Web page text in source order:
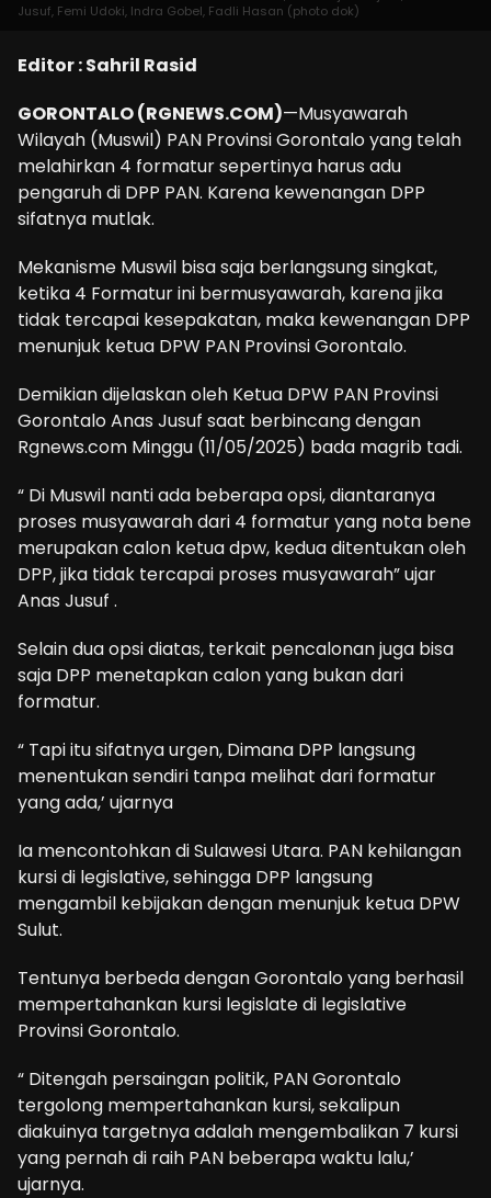
Jusuf, Femi Udoki, Indra Gobel, Fadli Hasan (photo dok)
Editor : Sahril Rasid
GORONTALO (RGNEWS.COM)—Musyawarah
Wilayah (Muswil) PAN Provinsi Gorontalo yang telah
melahirkan 4 formatur sepertinya harus adu
pengaruh di DPP PAN. Karena kewenangan DPP
sifatnya mutlak.
Mekanisme Muswil bisa saja berlangsung singkat,
ketika 4 Formatur ini bermusyawarah, karena jika
tidak tercapai kesepakatan, maka kewenangan DPP
menunjuk ketua DPW PAN Provinsi Gorontalo.
Demikian dijelaskan oleh Ketua DPW PAN Provinsi
Gorontalo Anas Jusuf saat berbincang dengan
Rgnews.com Minggu (11/05/2025) bada magrib tadi.
“ Di Muswil nanti ada beberapa opsi, diantaranya
proses musyawarah dari 4 formatur yang nota bene
merupakan calon ketua dpw, kedua ditentukan oleh
DPP, jika tidak tercapai proses musyawarah” ujar
Anas Jusuf .
Selain dua opsi diatas, terkait pencalonan juga bisa
saja DPP menetapkan calon yang bukan dari
formatur.
“ Tapi itu sifatnya urgen, Dimana DPP langsung
menentukan sendiri tanpa melihat dari formatur
yang ada,’ ujarnya
Ia mencontohkan di Sulawesi Utara. PAN kehilangan
kursi di legislative, sehingga DPP langsung
mengambil kebijakan dengan menunjuk ketua DPW
Sulut.
Tentunya berbeda dengan Gorontalo yang berhasil
mempertahankan kursi legislate di legislative
Provinsi Gorontalo.
“ Ditengah persaingan politik, PAN Gorontalo
tergolong mempertahankan kursi, sekalipun
diakuinya targetnya adalah mengembalikan 7 kursi
yang pernah di raih PAN beberapa waktu lalu,’
ujarnya.